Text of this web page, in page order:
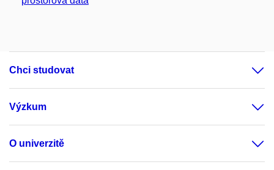
Chci studovat
Výzkum
O univerzitě